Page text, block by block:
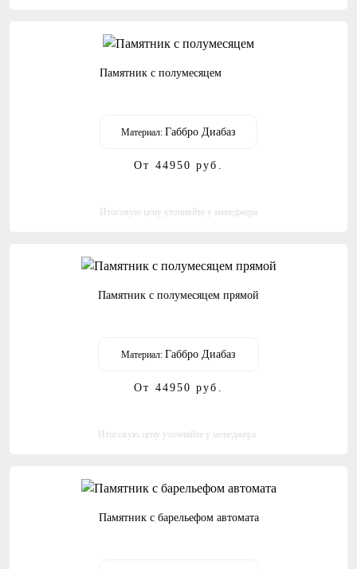
Памятник с полумесяцем
Материал: Габбро Диабаз
От 44950 руб.
Итоговую цену уточняйте у менеджера
Памятник с полумесяцем прямой
Материал: Габбро Диабаз
От 44950 руб.
Итоговую цену уточняйте у менеджера
Памятник с барельефом автомата